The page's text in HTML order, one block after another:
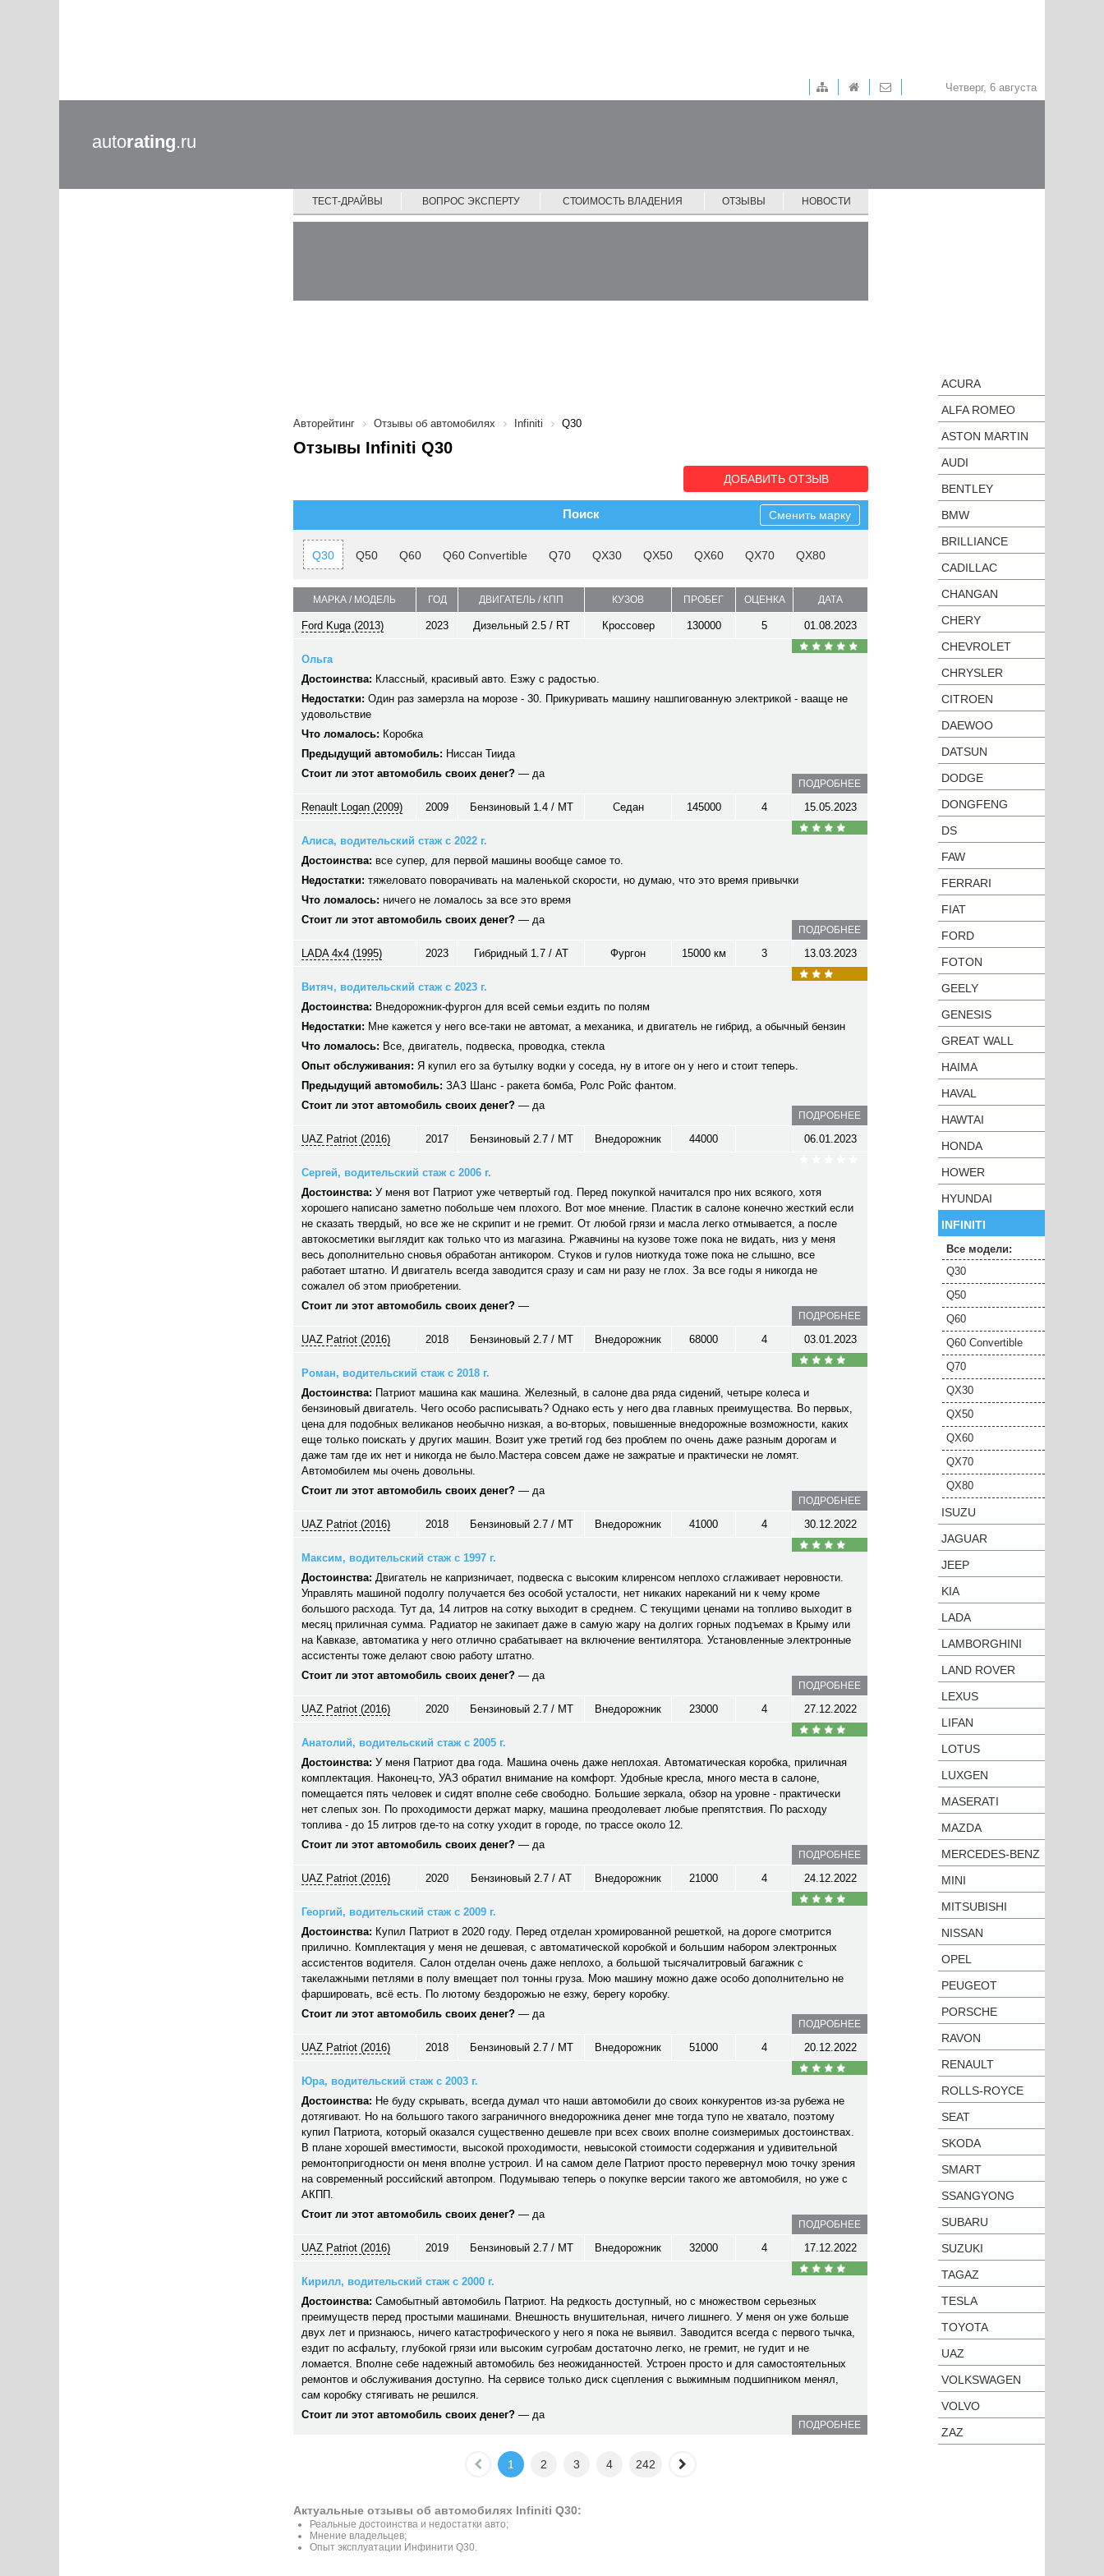
Четверг, 6 августа
autorating.ru
ТЕСТ-ДРАЙВЫ ВОПРОС ЭКСПЕРТУ СТОИМОСТЬ ВЛАДЕНИЯ ОТЗЫВЫ НОВОСТИ
Авторейтинг Отзывы об автомобилях Infiniti Q30
Отзывы Infiniti Q30
ДОБАВИТЬ ОТЗЫВ
Поиск Сменить марку
Q30 Q50 Q60 Q60 Convertible Q70 QX30 QX50 QX60 QX70 QX80
МАРКА / МОДЕЛЬ ГОД ДВИГАТЕЛЬ / КПП КУЗОВ ПРОБЕГ ОЦЕНКА ДАТА
Ford Kuga (2013) 2023 Дизельный 2.5 / RT Кроссовер 130000 5 01.08.2023
Ольга
Достоинства: Классный, красивый авто. Езжу с радостью.
Недостатки: Один раз замерзла на морозе - 30. Прикуривать машину нашпигованную электрикой - вааще не
удовольствие
Что ломалось: Коробка
Предыдущий автомобиль: Ниссан Тиида
Стоит ли этот автомобиль своих денег? — да
ПОДРОБНЕЕ
Renault Logan (2009) 2009 Бензиновый 1.4 / MT Седан 145000 4 15.05.2023
Алиса, водительский стаж с 2022 г.
Достоинства: все супер, для первой машины вообще самое то.
Недостатки: тяжеловато поворачивать на маленькой скорости, но думаю, что это время привычки
Что ломалось: ничего не ломалось за все это время
Стоит ли этот автомобиль своих денег? — да
ПОДРОБНЕЕ
LADA 4x4 (1995) 2023 Гибридный 1.7 / AT Фургон 15000 км 3 13.03.2023
Витяч, водительский стаж с 2023 г.
Достоинства: Внедорожник-фургон для всей семьи ездить по полям
Недостатки: Мне кажется у него все-таки не автомат, а механика, и двигатель не гибрид, а обычный бензин
Что ломалось: Все, двигатель, подвеска, проводка, стекла
Опыт обслуживания: Я купил его за бутылку водки у соседа, ну в итоге он у него и стоит теперь.
Предыдущий автомобиль: ЗАЗ Шанс - ракета бомба, Ролс Ройс фантом.
Стоит ли этот автомобиль своих денег? — да
ПОДРОБНЕЕ
UAZ Patriot (2016) 2017 Бензиновый 2.7 / MT Внедорожник 44000 06.01.2023
Сергей, водительский стаж с 2006 г.
Достоинства: У меня вот Патриот уже четвертый год. Перед покупкой начитался про них всякого, хотя
хорошего написано заметно побольше чем плохого. Вот мое мнение. Пластик в салоне конечно жесткий если
не сказать твердый, но все же не скрипит и не гремит. От любой грязи и масла легко отмывается, а после
автокосметики выглядит как только что из магазина. Ржавчины на кузове тоже пока не видать, низ у меня
весь дополнительно сновья обработан антикором. Стуков и гулов ниоткуда тоже пока не слышно, все
работает штатно. И двигатель всегда заводится сразу и сам ни разу не глох. За все годы я никогда не
сожалел об этом приобретении.
Стоит ли этот автомобиль своих денег? —
ПОДРОБНЕЕ
UAZ Patriot (2016) 2018 Бензиновый 2.7 / MT Внедорожник 68000 4 03.01.2023
Роман, водительский стаж с 2018 г.
Достоинства: Патриот машина как машина. Железный, в салоне два ряда сидений, четыре колеса и
бензиновый двигатель. Чего особо расписывать? Однако есть у него два главных преимущества. Во первых,
цена для подобных великанов необычно низкая, а во-вторых, повышенные внедорожные возможности, каких
еще только поискать у других машин. Возит уже третий год без проблем по очень даже разным дорогам и
даже там где их нет и никогда не было.Мастера совсем даже не зажратые и практически не ломят.
Автомобилем мы очень довольны.
Стоит ли этот автомобиль своих денег? — да
ПОДРОБНЕЕ
UAZ Patriot (2016) 2018 Бензиновый 2.7 / MT Внедорожник 41000 4 30.12.2022
Максим, водительский стаж с 1997 г.
Достоинства: Двигатель не капризничает, подвеска с высоким клиренсом неплохо сглаживает неровности.
Управлять машиной подолгу получается без особой усталости, нет никаких нареканий ни к чему кроме
большого расхода. Тут да, 14 литров на сотку выходит в среднем. С текущими ценами на топливо выходит в
месяц приличная сумма. Радиатор не закипает даже в самую жару на долгих горных подъемах в Крыму или
на Кавказе, автоматика у него отлично срабатывает на включение вентилятора. Установленные электронные
ассистенты тоже делают свою работу штатно.
Стоит ли этот автомобиль своих денег? — да
ПОДРОБНЕЕ
UAZ Patriot (2016) 2020 Бензиновый 2.7 / MT Внедорожник 23000 4 27.12.2022
Анатолий, водительский стаж с 2005 г.
Достоинства: У меня Патриот два года. Машина очень даже неплохая. Автоматическая коробка, приличная
комплектация. Наконец-то, УАЗ обратил внимание на комфорт. Удобные кресла, много места в салоне,
помещается пять человек и сидят вполне себе свободно. Большие зеркала, обзор на уровне - практически
нет слепых зон. По проходимости держат марку, машина преодолевает любые препятствия. По расходу
топлива - до 15 литров где-то на сотку уходит в городе, по трассе около 12.
Стоит ли этот автомобиль своих денег? — да
ПОДРОБНЕЕ
UAZ Patriot (2016) 2020 Бензиновый 2.7 / AT Внедорожник 21000 4 24.12.2022
Георгий, водительский стаж с 2009 г.
Достоинства: Купил Патриот в 2020 году. Перед отделан хромированной решеткой, на дороге смотрится
прилично. Комплектация у меня не дешевая, с автоматической коробкой и большим набором электронных
ассистентов водителя. Салон отделан очень даже неплохо, а большой тысячалитровый багажник с
такелажными петлями в полу вмещает пол тонны груза. Мою машину можно даже особо дополнительно не
фаршировать, всё есть. По лютому бездорожью не езжу, берегу коробку.
Стоит ли этот автомобиль своих денег? — да
ПОДРОБНЕЕ
UAZ Patriot (2016) 2018 Бензиновый 2.7 / MT Внедорожник 51000 4 20.12.2022
Юра, водительский стаж с 2003 г.
Достоинства: Не буду скрывать, всегда думал что наши автомобили до своих конкурентов из-за рубежа не
дотягивают. Но на большого такого заграничного внедорожника денег мне тогда тупо не хватало, поэтому
купил Патриота, который оказался существенно дешевле при всех своих вполне соизмеримых достоинствах.
В плане хорошей вместимости, высокой проходимости, невысокой стоимости содержания и удивительной
ремонтопригодности он меня вполне устроил. И на самом деле Патриот просто перевернул мою точку зрения
на современный российский автопром. Подумываю теперь о покупке версии такого же автомобиля, но уже с
АКПП.
Стоит ли этот автомобиль своих денег? — да
ПОДРОБНЕЕ
UAZ Patriot (2016) 2019 Бензиновый 2.7 / MT Внедорожник 32000 4 17.12.2022
Кирилл, водительский стаж с 2000 г.
Достоинства: Самобытный автомобиль Патриот. На редкость доступный, но с множеством серьезных
преимуществ перед простыми машинами. Внешность внушительная, ничего лишнего. У меня он уже больше
двух лет и признаюсь, ничего катастрофического у него я пока не выявил. Заводится всегда с первого тычка,
ездит по асфальту, глубокой грязи или высоким сугробам достаточно легко, не гремит, не гудит и не
ломается. Вполне себе надежный автомобиль без неожиданностей. Устроен просто и для самостоятельных
ремонтов и обслуживания доступно. На сервисе только диск сцепления с выжимным подшипником менял,
сам коробку стягивать не решился.
Стоит ли этот автомобиль своих денег? — да
ПОДРОБНЕЕ
1 2 3 4 242
Актуальные отзывы об автомобилях Infiniti Q30:
Реальные достоинства и недостатки авто;
Мнение владельцев;
Опыт эксплуатации Инфинити Q30.
ACURA
ALFA ROMEO
ASTON MARTIN
AUDI
BENTLEY
BMW
BRILLIANCE
CADILLAC
CHANGAN
CHERY
CHEVROLET
CHRYSLER
CITROEN
DAEWOO
DATSUN
DODGE
DONGFENG
DS
FAW
FERRARI
FIAT
FORD
FOTON
GEELY
GENESIS
GREAT WALL
HAIMA
HAVAL
HAWTAI
HONDA
HOWER
HYUNDAI
INFINITI
Все модели:
Q30
Q50
Q60
Q60 Convertible
Q70
QX30
QX50
QX60
QX70
QX80
ISUZU
JAGUAR
JEEP
KIA
LADA
LAMBORGHINI
LAND ROVER
LEXUS
LIFAN
LOTUS
LUXGEN
MASERATI
MAZDA
MERCEDES-BENZ
MINI
MITSUBISHI
NISSAN
OPEL
PEUGEOT
PORSCHE
RAVON
RENAULT
ROLLS-ROYCE
SEAT
SKODA
SMART
SSANGYONG
SUBARU
SUZUKI
TAGAZ
TESLA
TOYOTA
UAZ
VOLKSWAGEN
VOLVO
ZAZ